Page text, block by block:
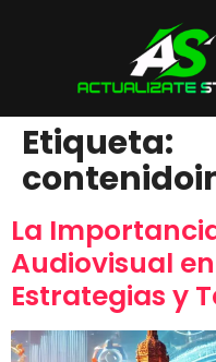
Etiqueta:
La
Audiovisual
Estrategias y